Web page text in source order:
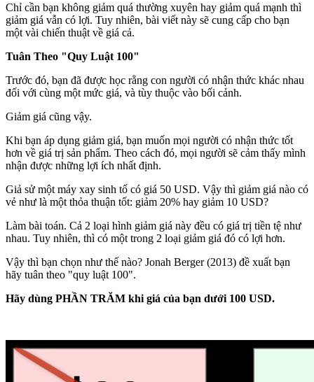
Chỉ cần bạn không giảm quá thường xuyên hay giảm quá mạnh thì
giảm giá vẫn có lợi. Tuy nhiên, bài viết này sẽ cung cấp cho bạn
một vài chiến thuật về giá cả.
Tuân Theo "Quy Luật 100"
Trước đó, bạn đã được học rằng con người có nhận thức khác nhau
đối với cùng một mức giá, và tùy thuộc vào bối cảnh.
Giảm giá cũng vậy.
Khi bạn áp dụng giảm giá, bạn muốn mọi người có nhận thức tốt
hơn về giá trị sản phẩm. Theo cách đó, mọi người sẽ cảm thấy mình
nhận được những lợi ích nhất định.
Giả sử một máy xay sinh tố có giá 50 USD. Vậy thì giảm giá nào có
vẻ như là một thỏa thuận tốt: giảm 20% hay giảm 10 USD?
Làm bài toán. Cả 2 loại hình giảm giá này đều có giá trị tiền tệ như
nhau. Tuy nhiên, thì có một trong 2 loại giảm giá đó có lợi hơn.
Vậy thì bạn chọn như thế nào? Jonah Berger (2013) đề xuất bạn
hãy tuân theo "quy luật 100".
Hãy dùng PHẦN TRĂM khi giá của bạn dưới 100 USD.